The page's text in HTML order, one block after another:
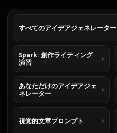
すべてのアイデアジェネレーター
Spark: 創作ライティング
演習
あなただけのアイデアジェ
ネレーター
視覚的文章プロンプト